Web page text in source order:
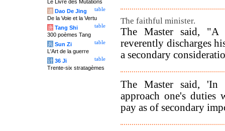
The faithful minister.
The Master said, "A
reverently discharges
a secondary
The Master said, 'In
approach one's duties
pay as of secondary
Le Livre des Mutations
table
道 Dao De Jing
De la Voie et la Vertu
table
唐 Tang Shi
300 poèmes Tang
table
兵 Sun Zi
L'Art de la guerre
table
计 36 Ji
Trente-six stratagèmes